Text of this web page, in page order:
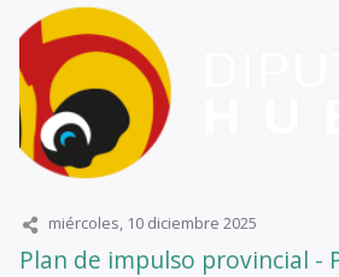
miércoles, 10 diciembre 2025
Plan de impulso provincial -